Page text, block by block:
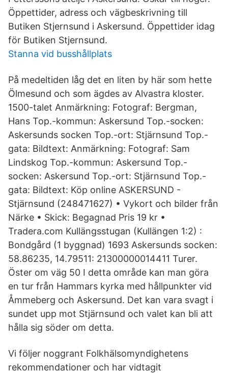
Öppettider, adress och vägbeskrivning till
Butiken Stjernsund i Askersund. Öppettider idag
för Butiken Stjernsund.
Stanna vid busshållplats
På medeltiden låg det en liten by här som hette
Ölmesund och som ägdes av Alvastra kloster.
1500-talet Anmärkning: Fotograf: Bergman,
Hans Top.-kommun: Askersund Top.-socken:
Askersunds socken Top.-ort: Stjärnsund Top.-
gata: Bildtext: Anmärkning: Fotograf: Sam
Lindskog Top.-kommun: Askersund Top.-
socken: Askersund Top.-ort: Stjärnsund Top.-
gata: Bildtext: Köp online ASKERSUND -
Stjärnsund (248471627) • Vykort och bilder från
Närke • Skick: Begagnad Pris 19 kr •
Tradera.com Kullängsstugan (Kullängen 1:2) :
Bondgård (1 byggnad) 1693 Askersunds socken:
58.86235, 14.79511: 21300000014411 Turer.
Öster om väg 50 I detta område kan man göra
en tur från Hammars kyrka med hållpunkter vid
Åmmeberg och Askersund. Det kan vara svagt i
sundet upp mot Stjärnsund och valet kan bli att
hålla sig söder om detta.
Vi följer noggrant Folkhälsomyndighetens
rekommendationer och har vidtagit